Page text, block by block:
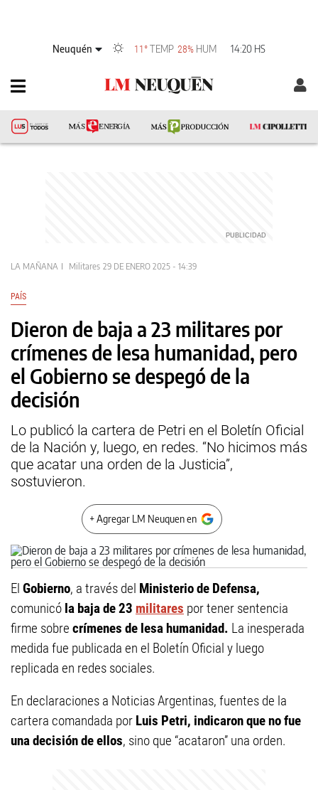
Neuquén 11°TEMP 28% HUM 14:20 HS
LA MAÑANA Militares 29 DE ENERO 2025 - 14:39
PAÍS
Dieron de baja a 23 militares por
crímenes de lesa humanidad, pero
el Gobierno se despegó de la
decisión
Lo publicó la cartera de Petri en el Boletín Oficial
de la Nación y, luego, en redes. “No hicimos más
que acatar una orden de la Justicia”,
sostuvieron.
+ Agregar LM Neuquen en
El Gobierno, a través del Ministerio de Defensa,
comunicó la baja de 23 militares por tener sentencia
firme sobre crímenes de lesa humanidad. La inesperada
medida fue publicada en el Boletín Oficial y luego
replicada en redes sociales.
En declaraciones a Noticias Argentinas, fuentes de la
cartera comandada por Luis Petri, indicaron que no fue
una decisión de ellos, sino que “acataron” una orden.